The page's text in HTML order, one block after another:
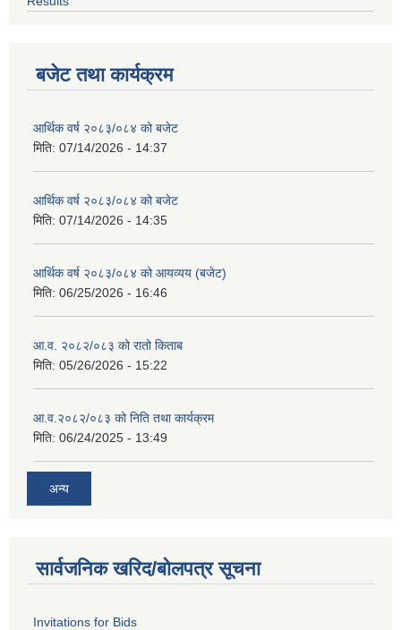
बजेट तथा कार्यक्रम
आर्थिक वर्ष २०८३/०८४ को बजेट
मिति: 07/14/2026 - 14:37
आर्थिक वर्ष २०८३/०८४ को बजेट
मिति: 07/14/2026 - 14:35
आर्थिक वर्ष २०८३/०८४ को आयव्यय (बजेट)
मिति: 06/25/2026 - 16:46
आ.व. २०८२/०८३ को रातो किताब
मिति: 05/26/2026 - 15:22
आ.व.२०८२/०८३ को निति तथा कार्यक्रम
मिति: 06/24/2025 - 13:49
अन्य
सार्वजनिक खरिद/बोलपत्र सूचना
Invitations for Bids